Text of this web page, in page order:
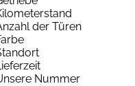
der Türen
Nummer